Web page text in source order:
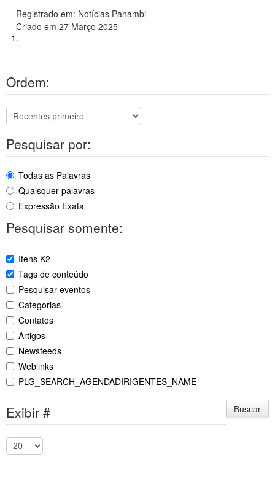
Registrado em: Notícias Panambi
Criado em 27 Março 2025
1.
Ordem:
Pesquisar por:
Todas as Palavras
Quaisquer palavras
Expressão Exata
Pesquisar somente:
Itens K2
Tags de conteúdo
Pesquisar eventos
Categorias
Contatos
Artigos
Newsfeeds
Weblinks
PLG_SEARCH_AGENDADIRIGENTES_NAME
Buscar
Exibir #